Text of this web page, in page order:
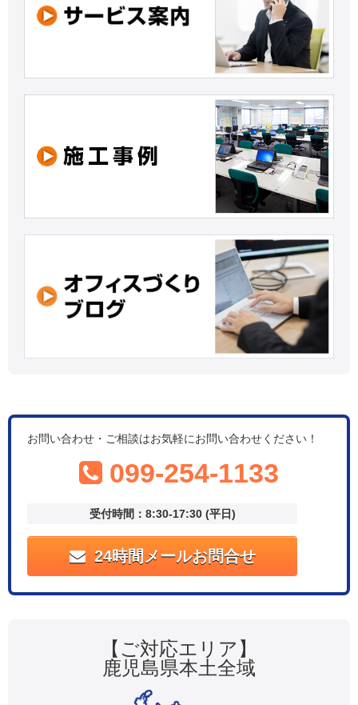
お問い合わせ・ご相談はお気軽にお問い合わせください！
099-254-1133
受付時間：8:30-17:30 (平日)
24時間メールお問合せ
【ご対応エリア】
鹿児島県本土全域